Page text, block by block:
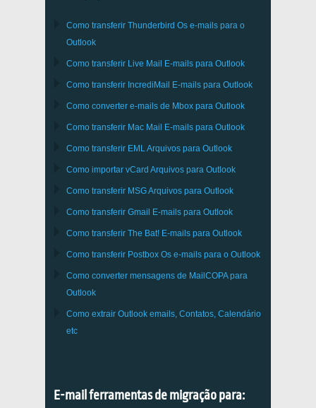
Como transferir Thunderbird Os e-mails para o
Outlook
Como transferir Live Mail E-mails para Outlook
Como transferir IncrediMail E-mails para Outlook
Como converter e-mails de Mbox para Outlook
Como transferir Mac Mail E-mails para Outlook
Como transferir EML Arquivos para Outlook
Como importar vCard Arquivos para Outlook
Como transferir MSGArquivos para Outlook
Como transferir Gmail E-mails para Outlook
Como transferir The Bat! E-mails para Outlook
Como transferir Postbox Os e-mails para o Outlook
Como converter mensagens de MailCOPApara
Outlook
Como extrair Outlook emails, Contatos, Calendário
etc
E-mail ferramentas de migração para: